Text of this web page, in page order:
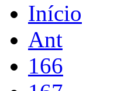
Início
Ant
166